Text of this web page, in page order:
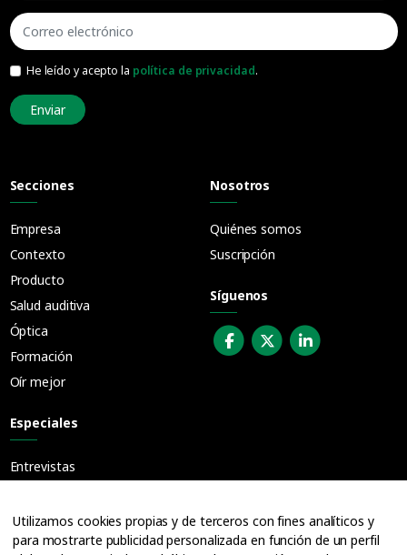
He leído y acepto la política de privacidad.
Enviar
Secciones
Empresa
Contexto
Producto
Salud auditiva
Óptica
Formación
Oír mejor
Especiales
Entrevistas
Cuadernos
Ofertas de empleo
Nosotros
Quiénes somos
Suscripción
Síguenos
Utilizamos cookies propias y de terceros con fines analíticos y
para mostrarte publicidad personalizada en función de un perfil